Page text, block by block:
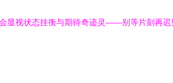
显视状态挂衡与期待奇迹灵——别等片刻再